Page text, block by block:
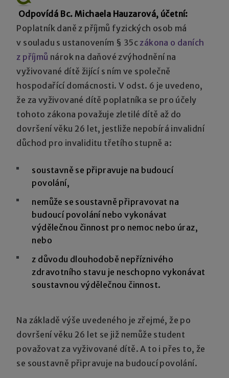
Odpovídá Bc. Michaela Hauzarová, účetní:
Poplatník daně z příjmů fyzických osob má
v souladu s ustanovením § 35c zákona o daních
z příjmů nárok na daňové zvýhodnění na
vyživované dítě žijící s ním ve společně
hospodařící domácnosti. V odst. 6 je uvedeno,
že za vyživované dítě poplatníka se pro účely
tohoto zákona považuje zletilé dítě až do
dovršení věku 26 let, jestliže nepobírá invalidní
důchod pro invaliditu třetího stupně a:
soustavně se připravuje na budoucí
povolání,
nemůže se soustavně připravovat na
budoucí povolání nebo vykonávat
výdělečnou činnost pro nemoc nebo úraz,
nebo
z důvodu dlouhodobě nepříznivého
zdravotního stavu je neschopno vykonávat
soustavnou výdělečnou činnost.
Na základě výše uvedeného je zřejmé, že po
dovršení věku 26 let se již nemůže student
považovat za vyživované dítě. A to i přes to, že
se soustavně připravuje na budoucí povolání.